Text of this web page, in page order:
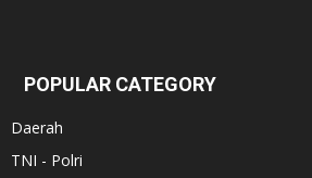
POPULAR CATEGORY
Daerah
TNI - Polri